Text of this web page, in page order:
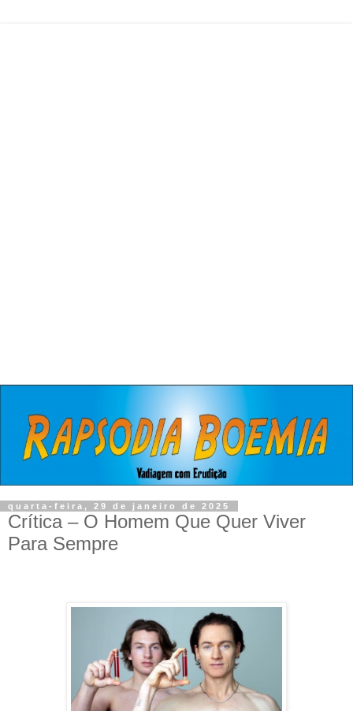
quarta-feira, 29 de janeiro de 2025
Crítica – O Homem Que Quer Viver
Para Sempre